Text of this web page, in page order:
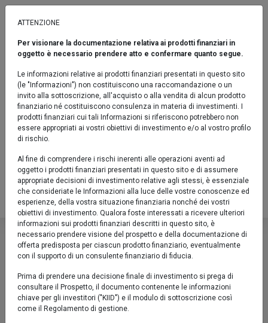
AD ORIZZONTE TEMPORALE
Euromobiliare Progetto 2027 D
Fondo / Obbligazionari Flessibili / Profilo di rischio e rendimento: 5
Confronta
Fact sheet
Prodotto chiuso al collocamento
IT0005455537
Valore Quota al 06/08/2026: 4,8320 €
Euromobiliare Progetto 2027 D
Fondo / Obbligazionari Flessibili / Profilo
Confronta Fact sheet Prodotto chiuso al collocamento
IT0005455537
Valore Quota al 06/08/2026:
YTD 6M 1y 3y 5y 10y
ATTENZIONE
Per visionare la documentazione relativa ai prodotti finanziari in
oggetto è necessario prendere atto e confermare quanto segue.
Le informazioni relative ai prodotti finanziari presentati in questo sito
(le "Informazioni") non costituiscono una raccomandazione o un
invito alla sottoscrizione, all'acquisto o alla vendita di alcun prodotto
finanziario né costituiscono consulenza in materia di investimenti. I
prodotti finanziari cui tali Informazioni si riferiscono potrebbero non
essere appropriati ai vostri obiettivi di investimento e/o al vostro profilo
di rischio.
Al fine di comprendere i rischi inerenti alle operazioni aventi ad
oggetto i prodotti finanziari presentati in questo sito e di assumere
appropriate decisioni di investimento relative agli stessi, è essenziale
che consideriate le Informazioni alla luce delle vostre conoscenze ed
esperienze, della vostra situazione finanziaria nonché dei vostri
obiettivi di investimento. Qualora foste interessati a ricevere ulteriori
informazioni sui prodotti finanziari descritti in questo sito, è
necessario prendere visione del prospetto e della documentazione di
offerta predisposta per ciascun prodotto finanziario, eventualmente
con il supporto di un consulente finanziario di fiducia.
Prima di prendere una decisione finale di investimento si prega di
consultare il Prospetto, il documento contenente le informazioni
chiave per gli investitori ("KIID") e il modulo di sottoscrizione così
come il Regolamento di gestione.